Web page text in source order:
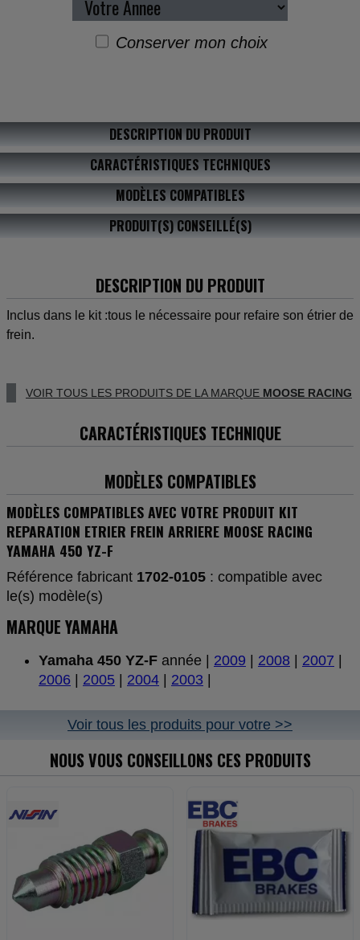
Conserver mon choix
DESCRIPTION DU PRODUIT
CARACTÉRISTIQUES TECHNIQUES
MODÈLES COMPATIBLES
PRODUIT(S) CONSEILLÉ(S)
DESCRIPTION DU PRODUIT
Inclus dans le kit :tous le nécessaire pour refaire son étrier de
frein.
VOIR TOUS LES PRODUITS DE LA MARQUE MOOSE RACING
CARACTÉRISTIQUES TECHNIQUE
MODÈLES COMPATIBLES
MODÈLES COMPATIBLES AVEC VOTRE PRODUIT KIT
REPARATION ETRIER FREIN ARRIERE MOOSE RACING
YAMAHA 450 YZ-F
Référence fabricant 1702-0105 : compatible avec
le(s) modèle(s)
MARQUE YAMAHA
Yamaha 450 YZ-F année | 2009 2008 2007
2006
2005 2004 2003
Voir tous les produits pour votre >>
NOUS VOUS CONSEILLONS CES PRODUITS